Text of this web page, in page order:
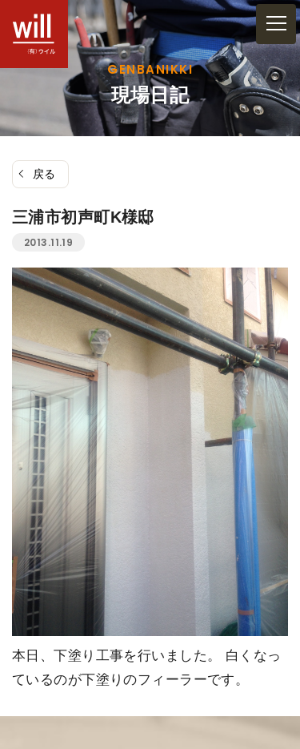
ツ
へ
プ
GENBANIKKI
現場日記
戻る
三浦市初声町K様邸
2013.11.19
本日、下塗り工事を行いました。 白くなっ
ているのが下塗りのフィーラーです。